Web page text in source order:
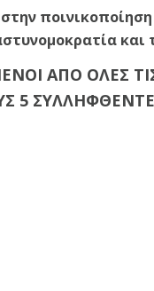
και
ΑΠΟ ΟΛΕΣ
5